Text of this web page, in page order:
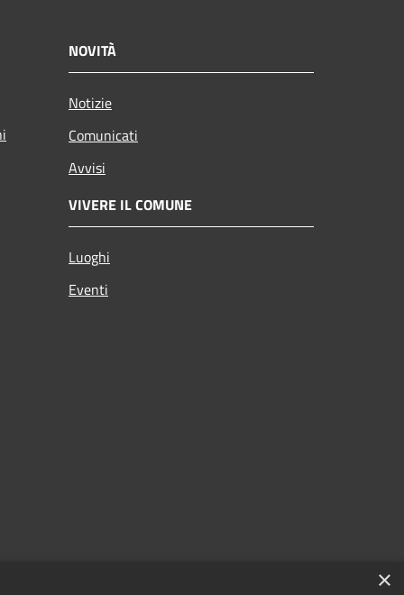
NOVITÀ
Notizie
Comunicati
Avvisi
VIVERE IL COMUNE
Luoghi
Eventi
×